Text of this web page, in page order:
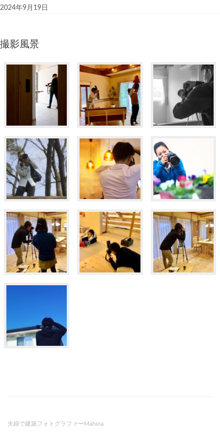
2024年9月19日
撮影風景
夫婦で建築フォトグラファーMahina